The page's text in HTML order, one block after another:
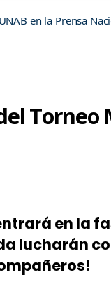
UNAB en la Prensa
en la
lucharán